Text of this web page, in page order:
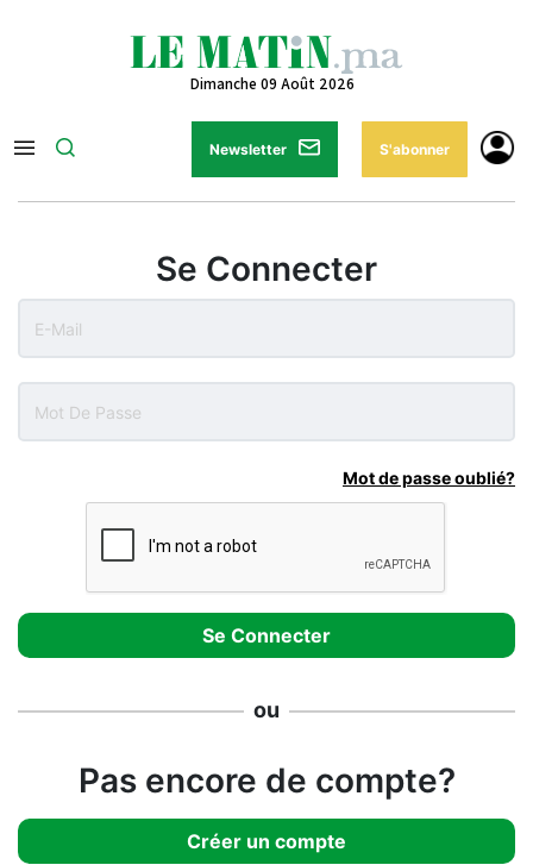
Dimanche 09 Août 2026
Newsletter S'abonner
Se Connecter
Mot de passe oublié?
ou
Pas encore de compte?
Créer un compte